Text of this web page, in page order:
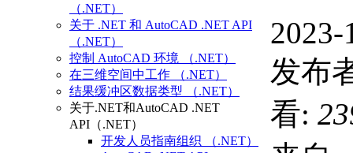
（.NET）
关于 .NET 和 AutoCAD .NET API
（.NET）
控制 AutoCAD 环境 （.NET）
在三维空间中工作 （.NET）
结果缓冲区数据类型 （.NET）
关于.NET和AutoCAD .NET
API（.NET）
开发人员指南组织 （.NET）
2023-
发布
看: